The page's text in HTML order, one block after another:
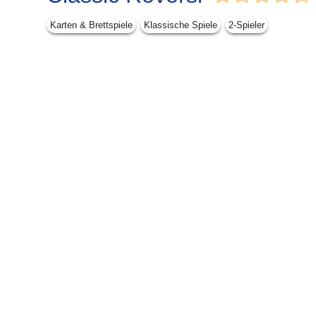
Karten & Brettspiele Klassische Spiele 2-Spieler